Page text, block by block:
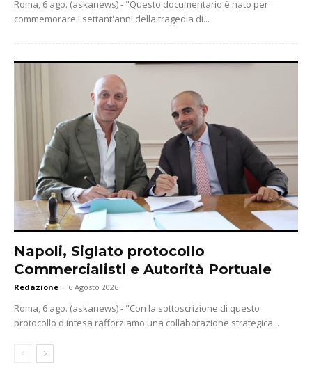
Roma, 6 ago. (askanews) - "Questo documentario è nato per
commemorare i settant'anni della tragedia di...
Napoli, Siglato protocollo
Commercialisti e Autorità Portuale
Redazione - 6 Agosto 2026
Roma, 6 ago. (askanews) - "Con la sottoscrizione di questo
protocollo d'intesa rafforziamo una collaborazione strategica...